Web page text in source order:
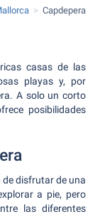
Capdepera
casas de las
playas y, por
A solo un corto
posibilidades
de disfrutar de una
a pie, pero
las diferentes